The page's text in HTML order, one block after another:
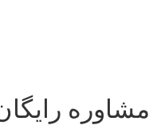
رایگان